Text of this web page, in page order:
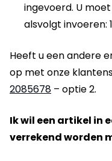
ingevoerd. U
alsvolgt invoeren:
Heeft u een andere
op met onze
2085678 – optie 2.
Ik wil een artikel in
verrekend worden